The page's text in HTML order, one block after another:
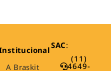
A Braskit
SAC:
(11)
4649-